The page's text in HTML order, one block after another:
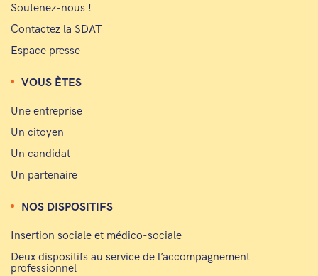
Soutenez-nous !
Contactez la SDAT
Espace presse
VOUS ÊTES
Une entreprise
Un citoyen
Un candidat
Un partenaire
NOS DISPOSITIFS
Insertion sociale et médico-sociale
Deux dispositifs au service de l’accompagnement
professionnel